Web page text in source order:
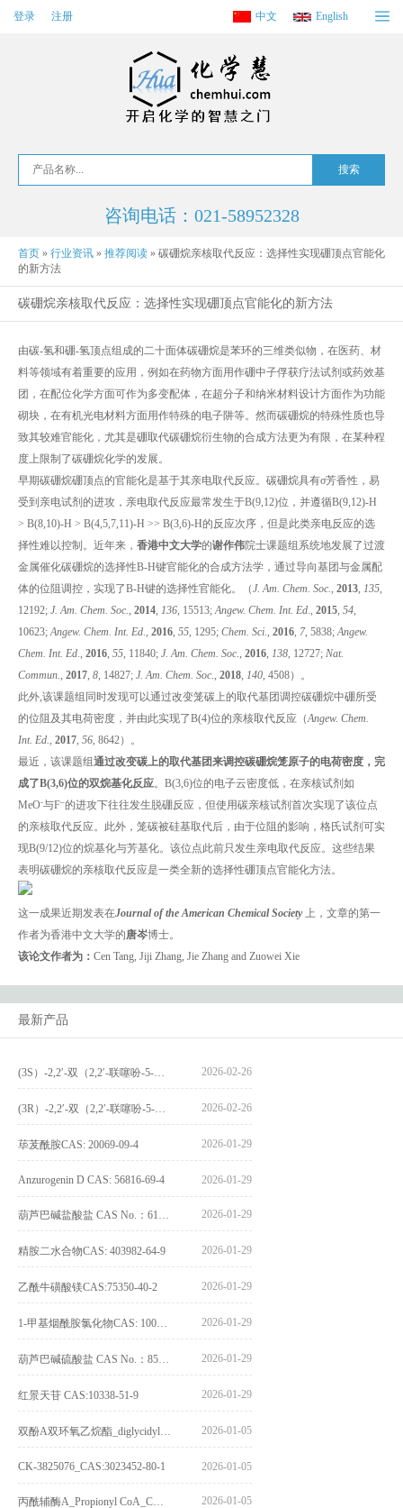
登录 注册 中文 English
咨询电话：021-58952328
首页 » 行业资讯 » 推荐阅读 » 碳硼烷亲核取代反应：选择性实现硼顶点官能化
的新方法
碳硼烷亲核取代反应：选择性实现硼顶点官能化的新方法
由碳-氢和硼-氢顶点组成的二十面体碳硼烷是苯环的三维类似物，在医药、材
料等领域有着重要的应用，例如在药物方面用作硼中子俘获疗法试剂或药效基
团，在配位化学方面可作为多变配体，在超分子和纳米材料设计方面作为功能
砌块，在有机光电材料方面用作特殊的电子阱等。然而碳硼烷的特殊性质也导
致其较难官能化，尤其是硼取代碳硼烷衍生物的合成方法更为有限，在某种程
度上限制了碳硼烷化学的发展。
早期碳硼烷硼顶点的官能化是基于其亲电取代反应。碳硼烷具有σ芳香性，易
受到亲电试剂的进攻，亲电取代反应最常发生于B(9,12)位，并遵循B(9,12)-H
> B(8,10)-H > B(4,5,7,11)-H >> B(3,6)-H的反应次序，但是此类亲电反应的选
择性难以控制。近年来， 香港中文大学的谢作伟院士课题组系统地发展了过渡
金属催化碳硼烷的选择性B-H键官能化的合成方法学，通过导向基团与金属配
体的位阻调控，实现了B-H键的选择性官能化。（J. Am. Chem. Soc., 2013, 135,
12192; J. Am. Chem. Soc., 2014, 136, 15513;Angew. Chem. Int. Ed., 2015, 54,
10623;Angew. Chem. Int. Ed., 2016, 55, 1295; Chem. Sci., 2016, 7, 5838;Angew.
Chem. Int. Ed., 2016, 55, 11840; J. Am. Chem. Soc., 2016, 138, 12727; Nat.
Commun., 2017, 8, 14827; J. Am. Chem. Soc., 2018, 140, 4508）。
此外,该课题组同时发现可以通过改变笼碳上的取代基团调控碳硼烷中硼所受
的位阻及其电荷密度，并由此实现了B(4)位的亲核取代反应（Angew. Chem.
Int. Ed., 2017, 56, 8642）。
最近，该课题组通过改变碳上的取代基团来调控碳硼烷笼原子的电荷密度，完
成了B(3,6)位的双烷基化反应。B(3,6)位的电子云密度低，在亲核试剂如
MeO‑与F–的进攻下往往发生脱硼反应，但使用碳亲核试剂首次实现了该位点
的亲核取代反应。此外，笼碳被硅基取代后，由于位阻的影响，格氏试剂可实
现B(9/12)位的烷基化与芳基化。该位点此前只发生亲电取代反应。这些结果
表明碳硼烷的亲核取代反应是一类全新的选择性硼顶点官能化方法。
这一成果近期发表在Journal of the American Chemical Society上，文章的第一
作者为香港中文大学的唐岑博士。
该论文作者为： Cen Tang, Jiji Zhang, Jie Zhang and Zuowei Xie
最新产品
2026-02-26
2026-02-26
荜茇酰胺CAS: 20069-09-4 2026-01-29
Anzurogenin D CAS: 56816-69-4 2026-01-29
2026-01-29
精胺二水合物CAS: 403982-64-9 2026-01-29
乙酰牛磺酸镁CAS:75350-40-2 2026-01-29
2026-01-29
2026-01-29
红景天苷 CAS:10338-51-9 2026-01-29
2026-01-05
CK-3825076_CAS:3023452-80-1 2026-01-05
2026-01-05